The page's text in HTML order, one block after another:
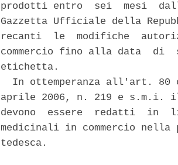
prodotti entro  sei  mesi
Gazzetta Ufficiale della
recanti  le  modifiche
commercio fino alla data  di
etichetta.
In ottemperanza all'art. 80
aprile 2006, n. 219 e
devono  essere  redatti  in
medicinali in commercio
tedesca.